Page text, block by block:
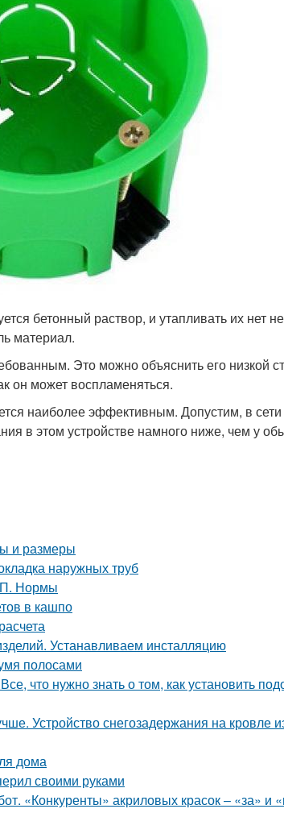
бетонный раствор, и утапливать их нет
материал.
Это можно объяснить его низкой
он может воспламеняться.
наиболее эффективным. Допустим, в сети
в этом устройстве намного ниже, чем у
и размеры
наружных труб
Нормы
в кашпо
Устанавливаем инсталляцию
полосами
что нужно знать о том, как установить
Устройство снегозадержания на кровле
дома
своими руками
«Конкуренты» акриловых красок – «за» и